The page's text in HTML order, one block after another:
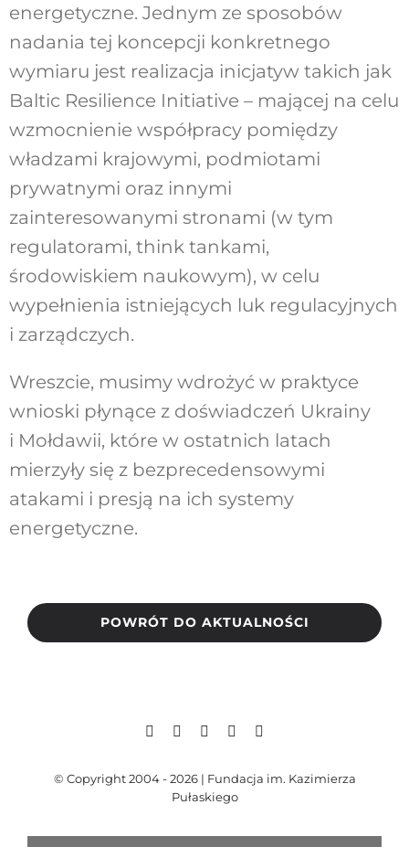
energetyczne. Jednym ze sposobów
nadania tej koncepcji konkretnego
wymiaru jest realizacja inicjatyw takich jak
Baltic Resilience Initiative – mającej na celu
wzmocnienie współpracy pomiędzy
władzami krajowymi, podmiotami
prywatnymi oraz innymi
zainteresowanymi stronami (w tym
regulatorami, think tankami,
środowiskiem naukowym), w celu
wypełnienia istniejących luk regulacyjnych
i zarządczych.
Wreszcie, musimy wdrożyć w praktyce
wnioski płynące z doświadczeń Ukrainy
i Mołdawii, które w ostatnich latach
mierzyły się z bezprecedensowymi
atakami i presją na ich systemy
energetyczne.
POWRÓT DO AKTUALNOŚCI
© Copyright 2004 - 2026 | Fundacja im. Kazimierza
Pułaskiego